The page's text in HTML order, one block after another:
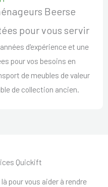
Beerse
pour vous servir
d'expérience et une
pour vos besoins en
de meubles de valeur
de collection ancien.
Quickift
pour vous aider à rendre